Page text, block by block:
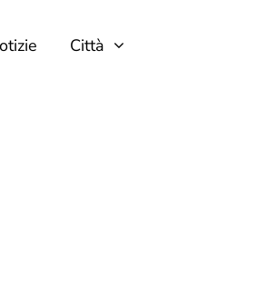
Città